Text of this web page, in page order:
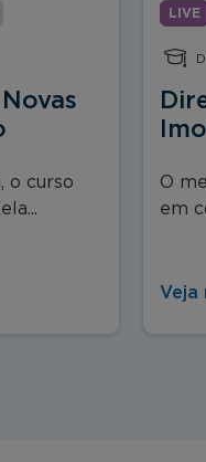
o curso
LIVE
O
em
Veja